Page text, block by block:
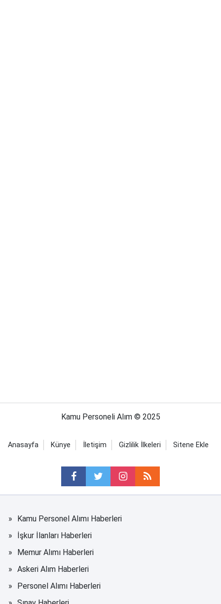
Kamu Personeli Alım © 2025
Anasayfa Künye İletişim Gizlilik İlkeleri Sitene Ekle
Kamu Personel Alımı Haberleri
İşkur İlanları Haberleri
Memur Alımı Haberleri
Askeri Alım Haberleri
Personel Alımı Haberleri